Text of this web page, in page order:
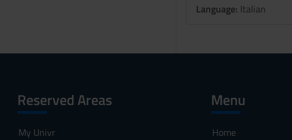
Language: Italian
Reserved Areas
My Univr
Menu
Home